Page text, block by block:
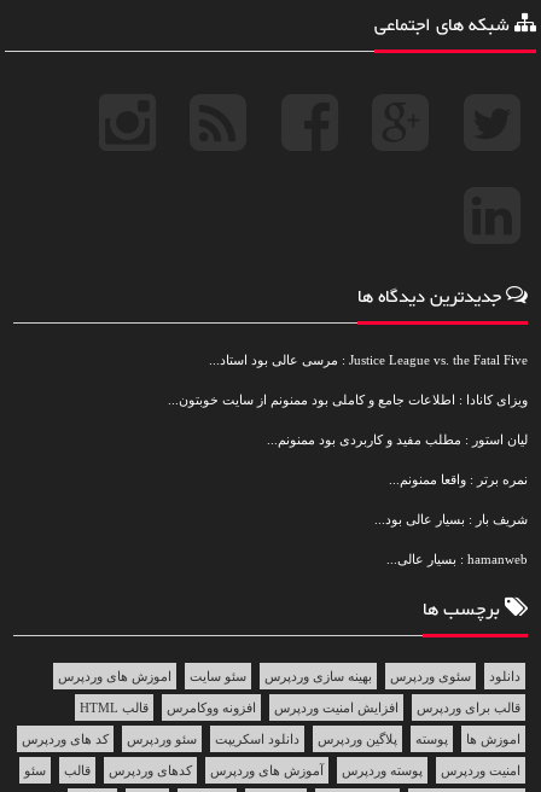
شبکه های اجتماعی
جدیدترین دیدگاه ها
Justice League vs. the Fatal Five : مرسی عالی بود استاد...
ویزای کانادا : اطلاعات جامع و کاملی بود ممنونم از سایت خوبتون...
لیان استور : مطلب مفید و کاربردی بود ممنونم...
نمره برتر : واقعا ممنونم...
شریف بار : بسیار عالی بود...
hamanweb : بسیار عالی...
برچسب ها
دانلود سئوی وردپرس بهینه سازی وردپرس سئو سایت اموزش های وردپرس
قالب برای وردپرس افزایش امنیت وردپرس افزونه ووکامرس قالب HTML
اموزش ها پوسته پلاگین وردپرس دانلود اسکریپت سئو وردپرس کد های وردپرس
امنیت وردپرس پوسته وردپرس آموزش های وردپرس کدهای وردپرس قالب سئو